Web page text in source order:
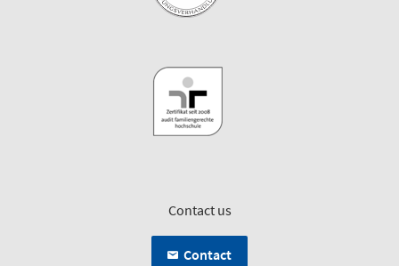
Contact us
Contact